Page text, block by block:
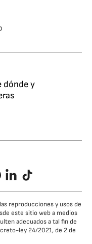
dónde y
LinkedIn
TikTok
reproducciones y usos de
este sitio web a medios
adecuados a tal fin de
ley 24/2021, de 2 de